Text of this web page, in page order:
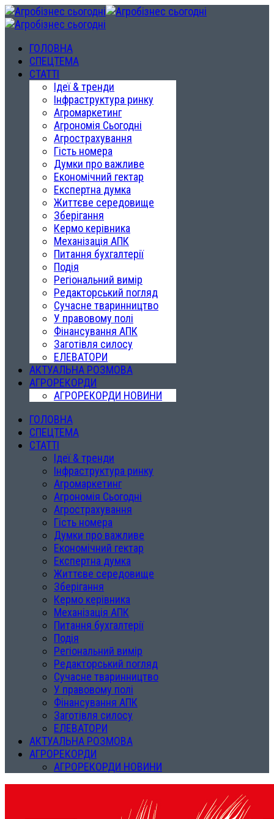
ГОЛОВНА
СПЕЦТЕМА
СТАТТІ
Ідеї & тренди
Інфраструктура ринку
Агромаркетинг
Агрономія Сьогодні
Агрострахування
Гість номера
Думки про важливе
Економічний гектар
Експертна думка
Життєве середовище
Зберігання
Кермо керівника
Механізація АПК
Питання бухгалтерії
Подія
Регіональний вимір
Редакторський погляд
Сучасне тваринництво
У правовому полі
Фінансування АПК
Заготівля силосу
ЕЛЕВАТОРИ
АКТУАЛЬНА РОЗМОВА
АГРОРЕКОРДИ
АГРОРЕКОРДИ НОВИНИ
ГОЛОВНА
СПЕЦТЕМА
СТАТТІ
Ідеї & тренди
Інфраструктура ринку
Агромаркетинг
Агрономія Сьогодні
Агрострахування
Гість номера
Думки про важливе
Економічний гектар
Експертна думка
Життєве середовище
Зберігання
Кермо керівника
Механізація АПК
Питання бухгалтерії
Подія
Регіональний вимір
Редакторський погляд
Сучасне тваринництво
У правовому полі
Фінансування АПК
Заготівля силосу
ЕЛЕВАТОРИ
АКТУАЛЬНА РОЗМОВА
АГРОРЕКОРДИ
АГРОРЕКОРДИ НОВИНИ